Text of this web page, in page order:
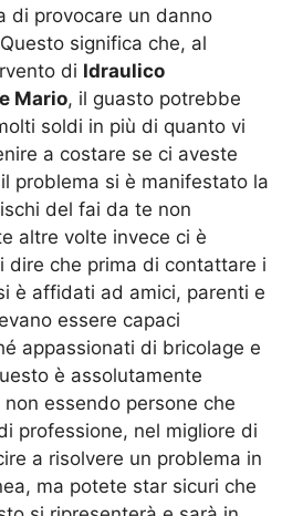
di provocare un danno
significa che, al
di Idraulico
Mario, il guasto potrebbe
soldi in più di quanto vi
a costare se ci aveste
problema si è manifestato la
del fai da te non
altre volte invece ci è
dire che prima di contattare i
è affidati ad amici, parenti e
essere capaci
appassionati di bricolage e
è assolutamente
essendo persone che
professione, nel migliore di
a risolvere un problema in
ma potete star sicuri che